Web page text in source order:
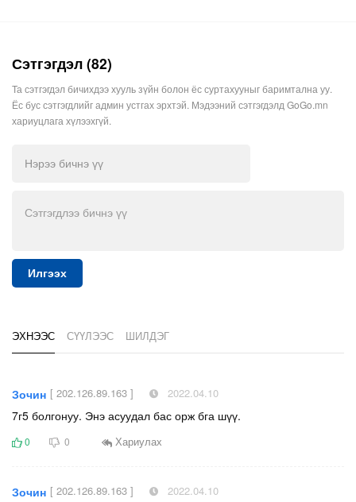
Сэтгэгдэл (82)
Та сэтгэгдэл бичихдээ хууль зүйн болон ёс суртахууныг баримтална уу.
Ёс бус сэтгэгдлийг админ устгах эрхтэй. Мэдээний сэтгэгдэлд GoGo.mn
хариуцлага хүлээхгүй.
Илгээх
ЭХНЭЭС СҮҮЛЭЭС ШИЛДЭГ
Зочин [ 202.126.89.163 ] 2022.04.10
7г5 болгонуу. Энэ асуудал бас орж бга шүү.
0 0 Хариулах
Зочин [ 202.126.89.163 ] 2022.04.10